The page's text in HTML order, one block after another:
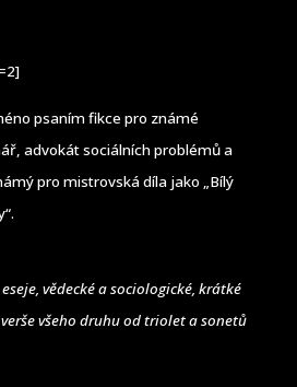
psaním fikce pro známé
advokát sociálních problémů a
pro mistrovská díla jako „Bílý
vědecké a sociologické, krátké
všeho druhu od triolet a sonetů